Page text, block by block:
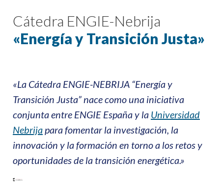
Cátedra ENGIE-Nebrija
«Energía y Transición Justa»
«La Cátedra ENGIE-NEBRIJA “Energía y
Transición Justa”nace como una iniciativa
conjunta entre ENGIE España y la Universidad
Nebrijapara fomentar la investigación, la
innovación y laformación en torno a los retos y
oportunidades de la transición energética.»